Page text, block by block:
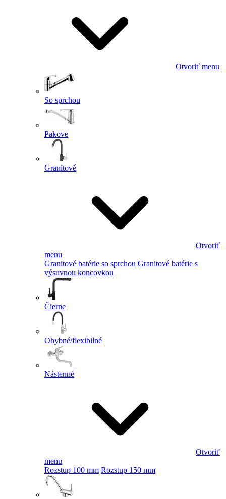
Otvoriť menu
So sprchou
Pakove
Granitové
Otvoriť
menu
Granitové batérie so sprchou Granitové batérie s
výsuvnou koncovkou
Čierne
Ohybné/flexibilné
Nástenné
Otvoriť
menu
Rozstup 100 mm Rozstup 150 mm